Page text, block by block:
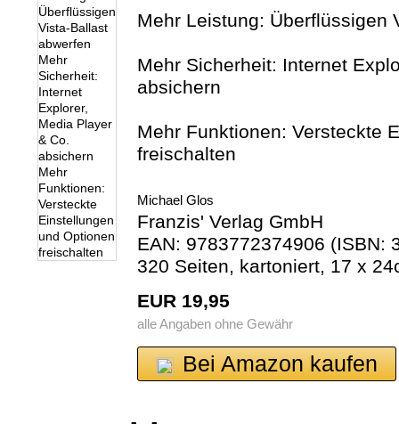
Mehr Leistung: Überflüssigen
Mehr Sicherheit: Internet
absichern
Mehr Funktionen: Versteckte
freischalten
Michael Glos
Franzis' Verlag GmbH
EAN: 9783772374906 (ISBN:
320 Seiten, kartoniert, 17 x
EUR 19,95
alle Angaben ohne Gewähr
Bei Amazon kaufen